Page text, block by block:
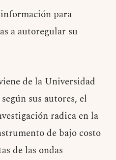
para
a autoregular su
de la Universidad
sus autores, el
radica en la
de bajo costo
de las ondas